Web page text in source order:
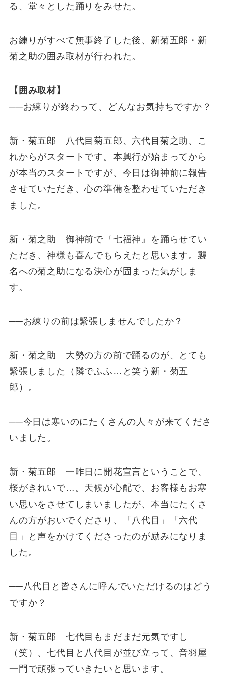
る、堂々とした踊りをみせた。
お練りがすべて無事終了した後、新菊五郎・新
菊之助の囲み取材が行われた。
【囲み取材】
──お練りが終わって、どんなお気持ちですか？
新・菊五郎 八代目菊五郎、六代目菊之助、こ
れからがスタートです。本興行が始まってから
が本当のスタートですが、今日は御神前に報告
させていただき、心の準備を整わせていただき
ました。
新・菊之助 御神前で『七福神』を踊らせてい
ただき、神様も喜んでもらえたと思います。襲
名への菊之助になる決心が固まった気がしま
す。
──お練りの前は緊張しませんでしたか？
新・菊之助 大勢の方の前で踊るのが、とても
緊張しました（隣でふふ…と笑う新・菊五
郎）。
──今日は寒いのにたくさんの人々が来てくださ
いました。
新・菊五郎 一昨日に開花宣言ということで、
桜がきれいで…。天候が心配で、お客様もお寒
い思いをさせてしまいましたが、本当にたくさ
んの方がおいでくださり、「八代目」「六代
目」と声をかけてくださったのが励みになりま
した。
──八代目と皆さんに呼んでいただけるのはどう
ですか？
新・菊五郎 七代目もまだまだ元気ですし
（笑）、七代目と八代目が並び立って、音羽屋
一門で頑張っていきたいと思います。